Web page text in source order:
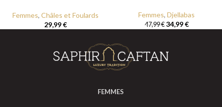
Femmes, Châles et Foulards
29,99€
Femmes, Djellabas
47,99€ 34,99€
FEMMES